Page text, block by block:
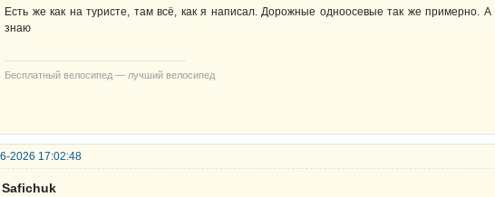
Есть же как на туристе, там всё, как я написал. Дорожные одноосевые так же примерно.
знаю
Бесплатный велосипед — лучший велосипед
2026 17:02:48
Safichuk